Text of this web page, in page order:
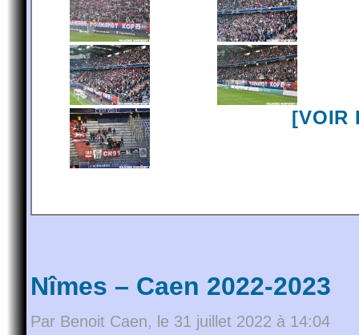
[VOIR
Nîmes – Caen 2022-2023
Par Benoit Caen, le 31 juillet 2022 à 14:04